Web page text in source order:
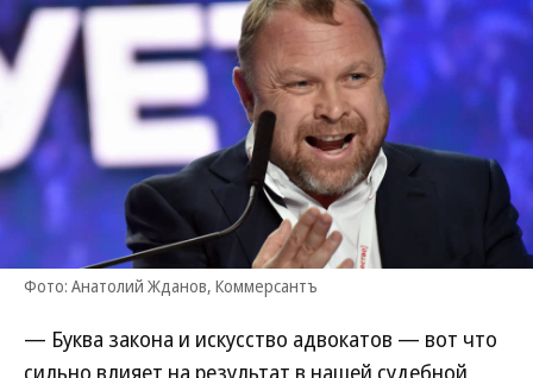
Фото: Анатолий Жданов, Коммерсантъ
— Буква закона и искусство адвокатов — вот что
сильно влияет на результат в нашей судебной